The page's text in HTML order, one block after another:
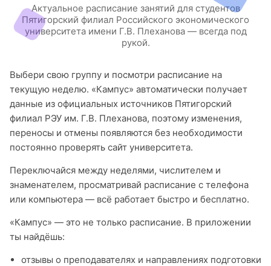
Актуальное расписание занятий для студентов
Пятигорский филиал Российского экономического
университета имени Г.В. Плеханова — всегда под
рукой.
Выбери свою группу и посмотри расписание на
текущую неделю. «Кампус» автоматически получает
данные из официальных источников Пятигорский
филиал РЭУ им. Г.В. Плеханова, поэтому изменения,
переносы и отмены появляются без необходимости
постоянно проверять сайт университета.
Переключайся между неделями, числителем и
знаменателем, просматривай расписание с телефона
или компьютера — всё работает быстро и бесплатно.
«Кампус» — это не только расписание. В приложении
ты найдёшь:
отзывы о преподавателях и направлениях подготовки